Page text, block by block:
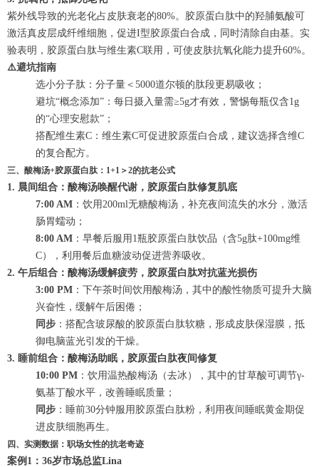
紫外线导致的光老化占皮肤衰老的80%。胶原蛋白肽中的羟脯氨酸可
激活真皮层成纤维细胞，促进I型胶原蛋白合成，同时清除自由基。实
验表明，胶原蛋白肽与维生素C联用，可使皮肤抗氧化能力提升60%。
⚠️避坑指南
选小分子肽：分子量＜5000道尔顿的肽段更易吸收；
避坑“概念添加”：每日摄入量需≥5g才有效，警惕每瓶仅含1g
的“心理安慰款”；
搭配维生素C：维生素C可促进胶原蛋白合成，建议选择含维C
的复合配方。
三、酸梅汤+胶原蛋白肽：1+1＞2的抗老公式
1. 晨间组合：酸梅汤唤醒代谢，胶原蛋白肽修复肌底
7:00 AM ：饮用200ml无糖酸梅汤，补充夜间流失的水分，激活
肠胃蠕动；
8:00 AM ：早餐后服用1瓶胶原蛋白肽饮品（含5g肽+100mg维
C），利用餐后血糖波动促进营养吸收。
2. 午后组合：酸梅汤缓解疲劳，胶原蛋白肽对抗蓝光损伤
3:00 PM ：下午茶时间饮用酸梅汤，其中的酸性物质可提升大脑
兴奋性，缓解午后困倦；
同步 ：搭配含玻尿酸的胶原蛋白肽软糖，形成皮肤保湿膜，抵
御电脑蓝光引发的干燥。
3. 睡前组合：酸梅汤助眠，胶原蛋白肽夜间修复
10:00 PM ：饮用温热酸梅汤（去冰），其中的甘草酸可调节γ-
氨基丁酸水平，改善睡眠质量；
同步 ：睡前30分钟服用胶原蛋白肽粉，利用夜间睡眠黄金期促
进皮肤细胞再生。
四、实测数据：职场女性的抗老奇迹
案例1：36岁市场总监Lina